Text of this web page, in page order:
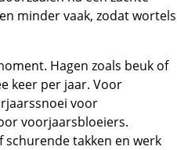
minder vaak, zodat wortels
Hagen zoals beuk of
keer per jaar. Voor
voor
voorjaarsbloeiers.
takken en werk